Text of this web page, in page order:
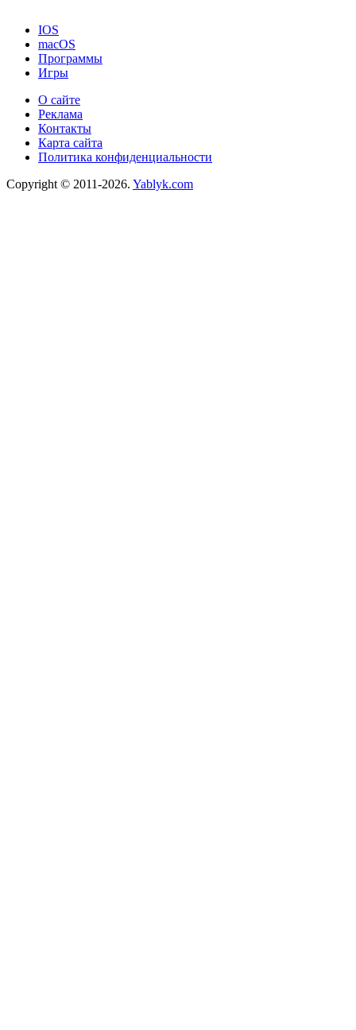
IOS
macOS
Программы
Игры
О сайте
Реклама
Контакты
Карта сайта
Политика конфиденциальности
Copyright © 2011-2026. Yablyk.сom